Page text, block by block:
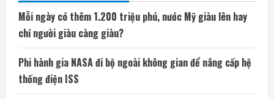
Mỗi ngày có thêm 1.200 triệu phú, nước Mỹ giàu lên hay
chỉ người giàu càng giàu?
Phi hành gia NASA đi bộ ngoài không gian để nâng cấp hệ
thống điện ISS